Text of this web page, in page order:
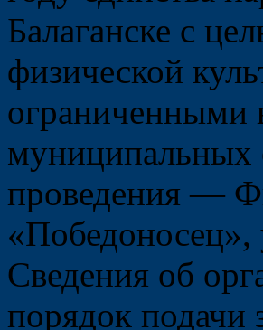
Балаганске с
физической
ограниченными
муниципальных
проведения —
«Победоносец»,
Сведения об
порядок подачи